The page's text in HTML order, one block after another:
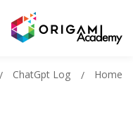
Home
ChatGpt Log